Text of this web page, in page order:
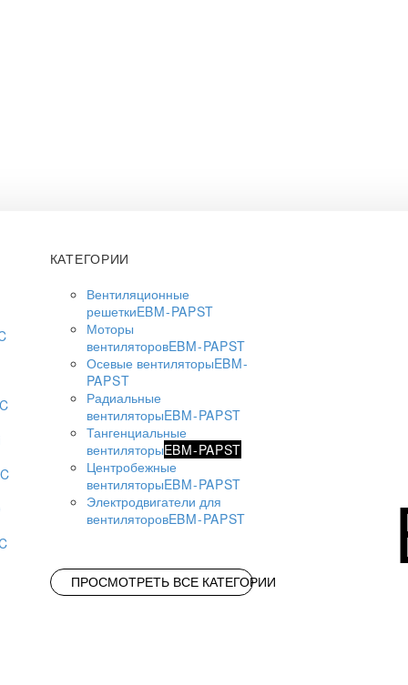
КАТЕГОРИИ
Вентиляционные
решеткиEBM-PAPST
Моторы
вентиляторовEBM-PAPST
Осевые вентиляторыEBM-
PAPST
Радиальные
вентиляторыEBM-PAPST
Тангенциальные
вентиляторыEBM-PAPST
Центробежные
вентиляторыEBM-PAPST
Электродвигатели для
вентиляторовEBM-PAPST
ПРОСМОТРЕТЬ ВСЕ КАТЕГОРИИ